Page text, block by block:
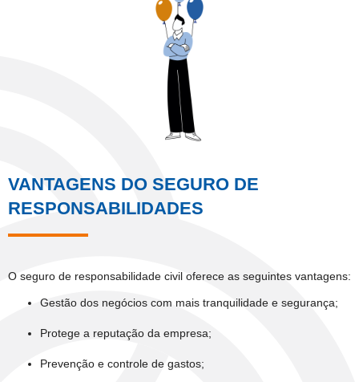
VANTAGENS DO SEGURO DE
RESPONSABILIDADES
O seguro de responsabilidade civil oferece as seguintes vantagens:
Gestão dos negócios com mais tranquilidade e segurança;
Protege a reputação da empresa;
Prevenção e controle de gastos;